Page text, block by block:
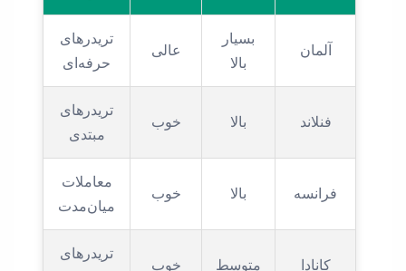
آلمان
بسیار
بالا
عالی
تریدرهای
حرفه‌ای
فنلاند بالا خوب
تریدرهای
مبتدی
فرانسه بالا خوب
معاملات
میان‌مدت
کانادا متوسط خوب
تریدرهای